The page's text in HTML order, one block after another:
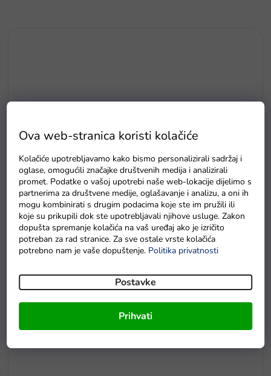
Ova web-stranica koristi kolačiće
Kolačiće upotrebljavamo kako bismo personalizirali sadržaj i
oglase, omogućili značajke društvenih medija i analizirali
promet. Podatke o vašoj upotrebi naše web-lokacije dijelimo s
partnerima za društvene medije, oglašavanje i analizu, a oni ih
mogu kombinirati s drugim podacima koje ste im pružili ili
koje su prikupili dok ste upotrebljavali njihove usluge. Zakon
dopušta spremanje kolačića na vaš uređaj ako je izričito
potreban za rad stranice. Za sve ostale vrste kolačića
potrebno nam je vaše dopuštenje. Politika privatnosti
Postavke
Prihvati
E5
Drvene puzzle s brojevima magnetna šipka i ribice